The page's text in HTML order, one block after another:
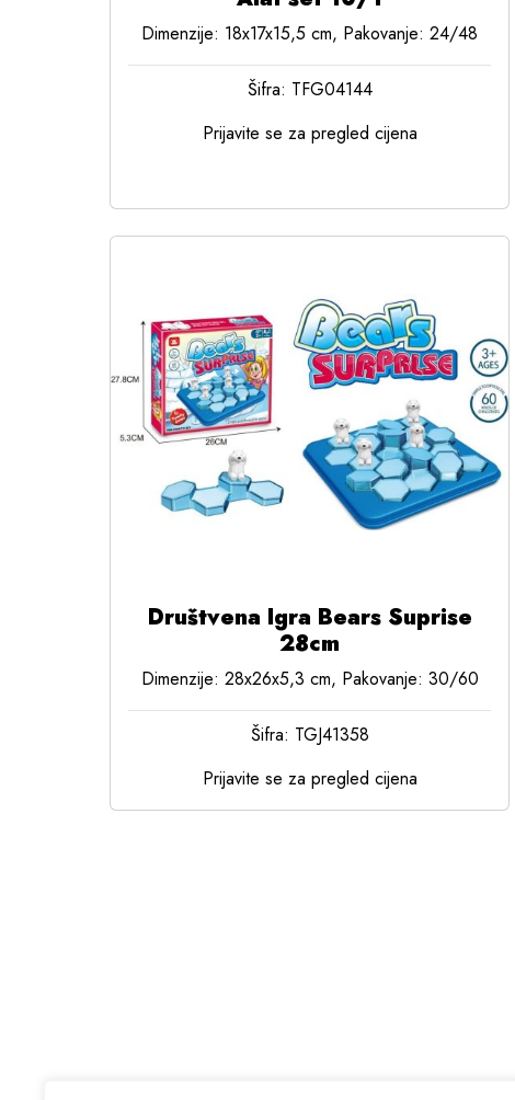
Dimenzije: 18x17x15,5 cm, Pakovanje: 24/48
Šifra: TFG04144
Prijavite se za pregled cijena
Društvena Igra Bears Suprise
28cm
Dimenzije: 28x26x5,3 cm, Pakovanje: 30/60
Šifra: TGJ41358
Prijavite se za pregled cijena